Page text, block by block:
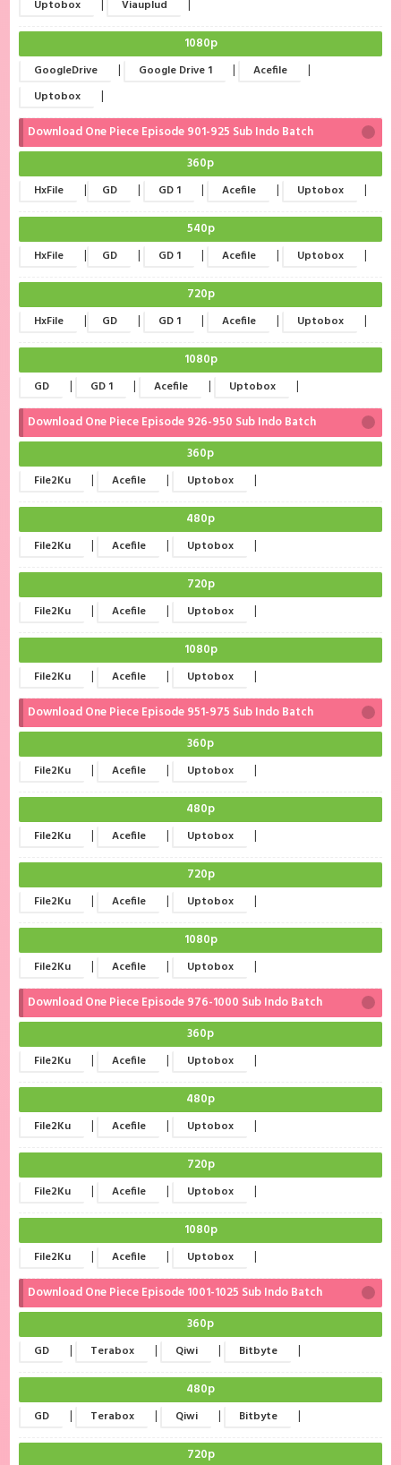
Uptobox Viauplud
1080p
GoogleDrive | Google Drive 1 | Acefile |
Uptobox
|
Download One Piece Episode 901-925 Sub Indo Batch
360p
HxFile | GD | GD 1 | Acefile | Uptobox |
540p
HxFile | GD | GD 1 | Acefile | Uptobox |
720p
HxFile | GD | GD 1 | Acefile | Uptobox |
1080p
GD | GD 1 | Acefile | Uptobox
|
Download One Piece Episode 926-950 Sub Indo Batch
360p
File2Ku | Acefile | Uptobox |
480p
File2Ku | Acefile | Uptobox |
720p
File2Ku | Acefile | Uptobox |
1080p
File2Ku | Acefile | Uptobox
|
Download One Piece Episode 951-975 Sub Indo Batch
360p
File2Ku | Acefile | Uptobox |
480p
File2Ku | Acefile | Uptobox |
720p
File2Ku | Acefile | Uptobox |
1080p
File2Ku | Acefile | Uptobox
|
Download One Piece Episode 976-1000 Sub Indo Batch
360p
File2Ku | Acefile | Uptobox |
480p
File2Ku | Acefile | Uptobox |
720p
File2Ku | Acefile | Uptobox |
1080p
File2Ku | Acefile | Uptobox
|
Download One Piece Episode 1001-1025 Sub Indo Batch
360p
GD | Terabox | Qiwi | Bitbyte |
480p
GD | Terabox | Qiwi | Bitbyte |
720p